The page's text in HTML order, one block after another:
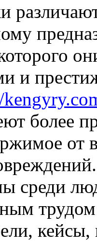
и
более
от
среди